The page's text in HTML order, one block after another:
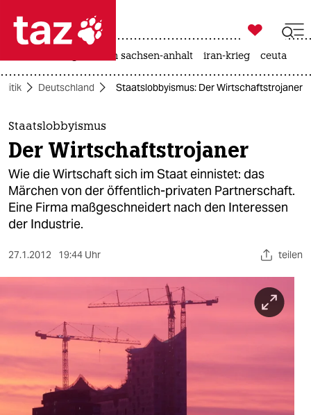
 taz zahl ich
taz zahl ich
themen
politik
öko
gesellschaft
kultur
sport
wahrheit
verlag

taz zahl ich
landtagswahl in sachsen-anhalt iran-krieg ceuta
Deutschland Staatslobbyismus: Der Wirtschaftstrojaner
Staatslobbyismus
Der Wirtschaftstrojaner
Wie die Wirtschaft sich im Staat einnistet: das
Märchen von der öffentlich-privaten Partnerschaft.
Eine Firma maßgeschneidert nach den Interessen
der Industrie.
27.1.2012 19:44 Uhr teilen